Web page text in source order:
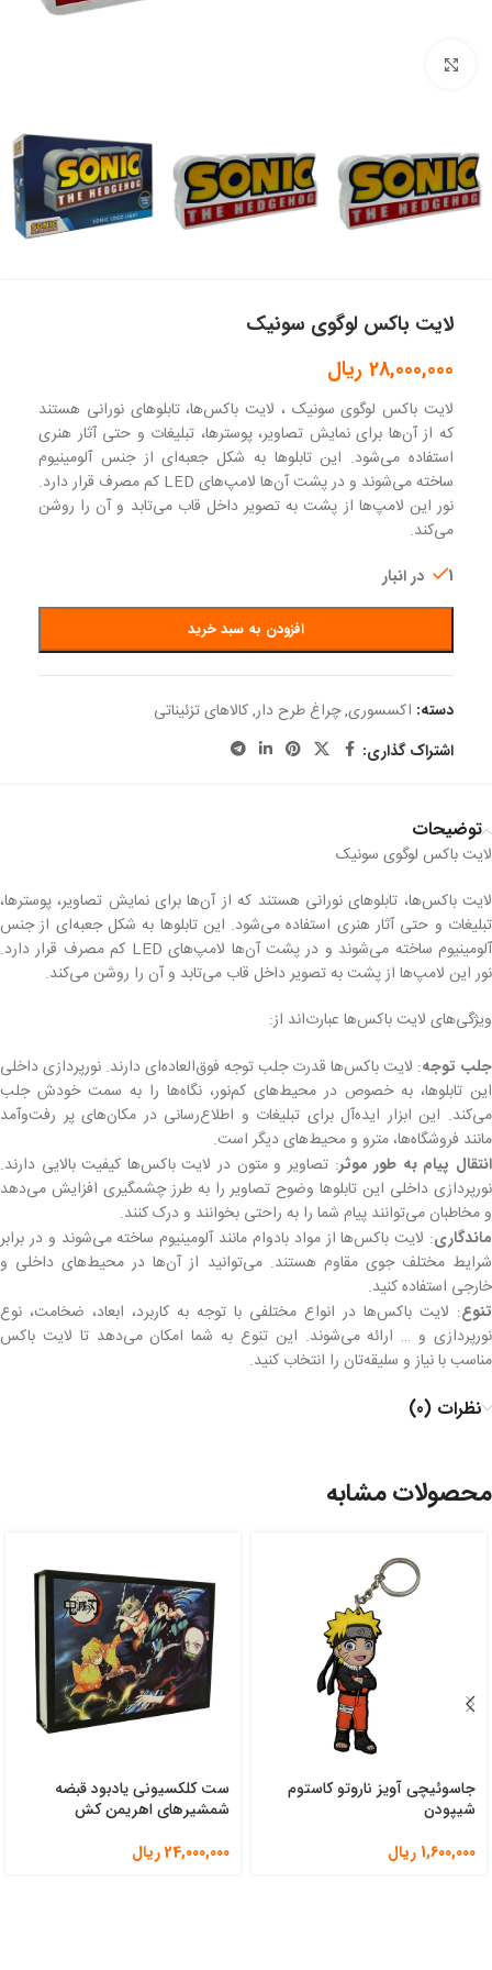
لایت باکس لوگوی سونیک
28,000,000 ریال
لایت باکس لوگوی سونیک ، لایت باکس‌ها، تابلوهای نورانی هستند
که از آن‌ها برای نمایش تصاویر، پوسترها، تبلیغات و حتی آثار هنری
استفاده می‌شود. این تابلوها به شکل جعبه‌ای از جنس آلومینیوم
ساخته می‌شوند و در پشت آن‌ها لامپ‌های LED کم مصرف قرار دارد.
نور این لامپ‌ها از پشت به تصویر داخل قاب می‌تابد و آن را روشن
می‌کند.
1 در انبار
افزودن به سبد خرید
دسته: اکسسوری,چراغ طرح دار,کالاهای تزئیناتی
اشتراک گذاری:
توضیحات
لایت باکس لوگوی سونیک
لایت باکس‌ها، تابلوهای نورانی هستند که از آن‌ها برای نمایش تصاویر، پوسترها،
تبلیغات و حتی آثار هنری استفاده می‌شود. این تابلوها به شکل جعبه‌ای از جنس
آلومینیوم ساخته می‌شوند و در پشت آن‌ها لامپ‌های LED کم مصرف قرار دارد.
نور این لامپ‌ها از پشت به تصویر داخل قاب می‌تابد و آن را روشن می‌کند.
ویژگی‌های لایت باکس‌ها عبارت‌اند از:
جلب توجه: لایت باکس‌ها قدرت جلب توجه فوق‌العاده‌ای دارند. نورپردازی داخلی
این تابلوها، به خصوص در محیط‌های کم‌نور، نگاه‌ها را به سمت خودش جلب
می‌کند. این ابزار ایده‌آل برای تبلیغات و اطلاع‌رسانی در مکان‌های پر رفت‌وآمد
مانند فروشگاه‌ها، مترو و محیط‌های دیگر است.
انتقال پیام به طور موثر: تصاویر و متون در لایت باکس‌ها کیفیت بالایی دارند.
نورپردازی داخلی این تابلوها وضوح تصاویر را به طرز چشمگیری افزایش می‌دهد
و مخاطبان می‌توانند پیام شما را به راحتی بخوانند و درک کنند.
ماندگاری: لایت باکس‌ها از مواد بادوام مانند آلومینیوم ساخته می‌شوند و در برابر
شرایط مختلف جوی مقاوم هستند. می‌توانید از آن‌ها در محیط‌های داخلی و
خارجی استفاده کنید.
تنوع: لایت باکس‌ها در انواع مختلفی با توجه به کاربرد، ابعاد، ضخامت، نوع
نورپردازی و … ارائه می‌شوند. این تنوع به شما امکان می‌دهد تا لایت باکس
مناسب با نیاز و سلیقه‌تان را انتخاب کنید.
نظرات (0)
محصولات مشابه
جاسوئیچی آویز ناروتو کاستوم
شیپودن
1,600,000 ریال
ست کلکسیونی یادبود قبضه
شمشیرهای اهریمن کش
24,000,000ریال